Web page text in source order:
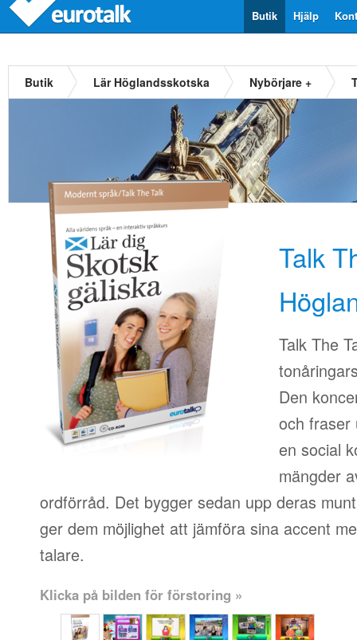
Hjälp
Butik
Butik Lär Höglandsskotska Nybörjare +
Talk
Talk The
Den
och fraser
en social
mängder
ordförråd. Det bygger sedan upp deras
ger dem möjlighet att jämföra sina accent
talare.
Klicka på bilden för förstoring »